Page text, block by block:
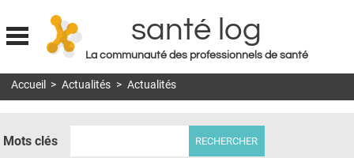
Jump to navigation
santé log
La communauté des professionnels de santé
MON COMPTE
Accueil > Actualités > Actualités
Mots clés